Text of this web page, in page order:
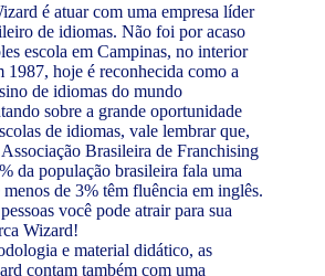
é atuar com uma empresa líder
de idiomas. Não foi por acaso
escola em Campinas, no interior
1987, hoje é reconhecida como a
de idiomas do mundo
sobre a grande oportunidade
de idiomas, vale lembrar que,
Brasileira de Franchising
da população brasileira fala uma
de 3% têm fluência em inglês.
você pode atrair para sua
Wizard!
e material didático, as
contam também com uma